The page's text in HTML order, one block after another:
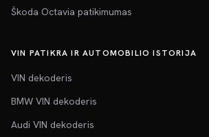
Škoda Octavia patikimumas
VIN PATIKRA IR AUTOMOBILIO ISTORIJA
VIN dekoderis
BMW VIN dekoderis
Audi VIN dekoderis